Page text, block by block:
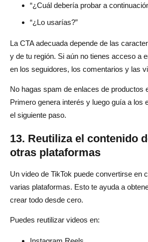
“¿Cuál debería probar a
“¿Lo usarías?”
La CTA adecuada depende de las
y de tu región. Si aún no tienes acceso a
en los seguidores, los comentarios y las
No hagas spam de enlaces de productos
Primero genera interés y luego guía a los
el siguiente paso.
13. Reutiliza el contenido
otras plataformas
Un video de TikTok puede convertirse en
varias plataformas. Esto te ayuda a
crear todo desde cero.
Puedes reutilizar videos en: